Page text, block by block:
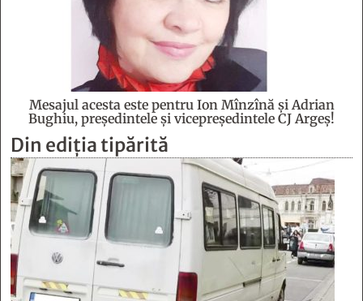
Mesajul acesta este pentru Ion Mînzînă şi Adrian
Bughiu, preşedintele şi vicepreşedintele CJ Argeş!
Din ediția tipărită